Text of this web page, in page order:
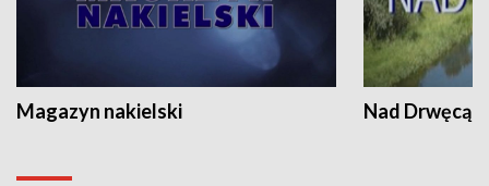
Magazyn nakielski Nad Drwęcą